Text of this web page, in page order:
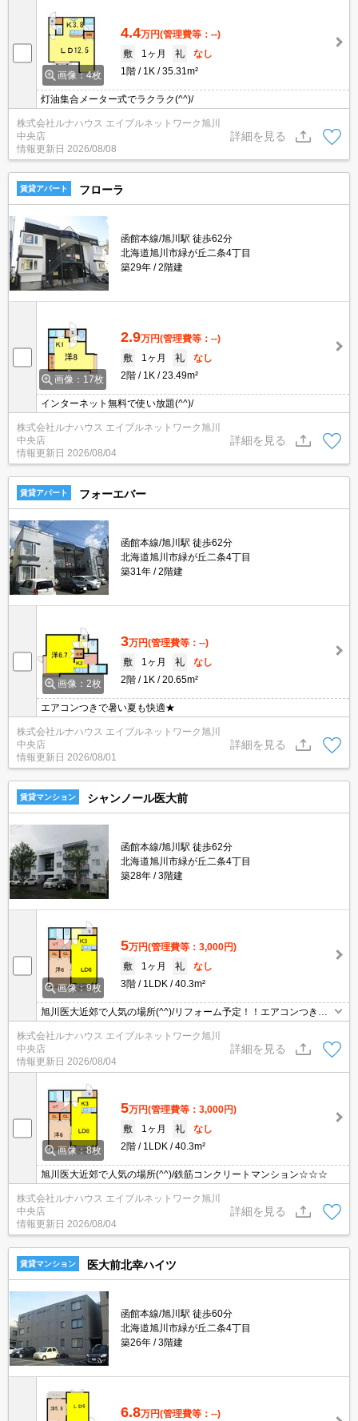
画像：4枚
4.4万円(管理費等：--)
敷
1ヶ月 礼
なし
1階
1K 35.31m²
灯油集合メーター式でラクラク(^^)/
株式会社ルナハウス エイブルネットワーク旭川
中央店
情報更新日 2026/08/08
詳細を見る
賃貸アパート フローラ
函館本線/旭川駅 徒歩62分
北海道旭川市緑が丘二条4丁目
築29年
2階建
画像：17枚
2.9万円(管理費等：--)
敷
1ヶ月 礼
なし
2階
1K 23.49m²
インターネット無料で使い放題(^^)/
株式会社ルナハウス エイブルネットワーク旭川
中央店
情報更新日 2026/08/04
詳細を見る
賃貸アパート フォーエバー
函館本線/旭川駅 徒歩62分
北海道旭川市緑が丘二条4丁目
築31年
2階建
画像：2枚
3万円(管理費等：--)
敷
1ヶ月 礼
なし
2階
1K 20.65m²
エアコンつきで暑い夏も快適★
株式会社ルナハウス エイブルネットワーク旭川
中央店
情報更新日 2026/08/01
詳細を見る
賃貸マンション シャンノール医大前
函館本線/旭川駅 徒歩62分
北海道旭川市緑が丘二条4丁目
築28年
3階建
画像：9枚
5万円(管理費等：3,000円)
敷
1ヶ月 礼
なし
3階
1LDK 40.3m²
旭川医大近郊で人気の場所(^^)/リフォーム予定！！エアコンつきま
す★
株式会社ルナハウス エイブルネットワーク旭川
中央店
情報更新日 2026/08/04
詳細を見る
画像：8枚
5万円(管理費等：3,000円)
敷
1ヶ月 礼
なし
2階
1LDK 40.3m²
旭川医大近郊で人気の場所(^^)/鉄筋コンクリートマンション☆☆☆
株式会社ルナハウス エイブルネットワーク旭川
中央店
情報更新日 2026/08/04
詳細を見る
賃貸マンション 医大前北幸ハイツ
函館本線/旭川駅 徒歩60分
北海道旭川市緑が丘二条4丁目
築26年
3階建
6.8万円(管理費等：--)